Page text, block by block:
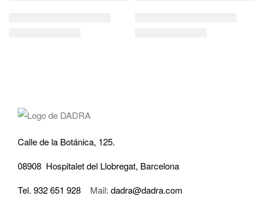
Calle de la Botánica, 125.
08908 Hospitalet del Llobregat, Barcelona
Tel. 932 651 928 Mail: dadra@dadra.com